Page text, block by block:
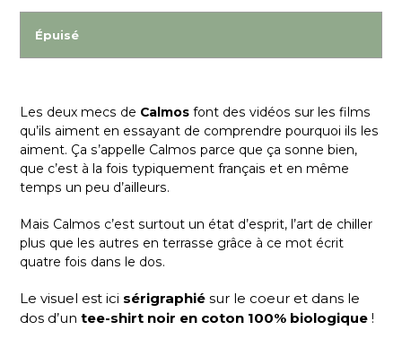
Épuisé
Les deux mecs de Calmos font des vidéos sur les films
qu’ils aiment en essayant de comprendre pourquoi ils les
aiment. Ça s’appelle Calmos parce que ça sonne bien,
que c’est à la fois typiquement français et en même
temps un peu d’ailleurs.
Mais Calmos c’est surtout un état d’esprit, l’art de chiller
plus que les autres en terrasse grâce à ce mot écrit
quatre fois dans le dos.
Le visuel est ici sérigraphié sur le coeur et dans le
dos d’un tee-shirt noir en coton 100% biologique !